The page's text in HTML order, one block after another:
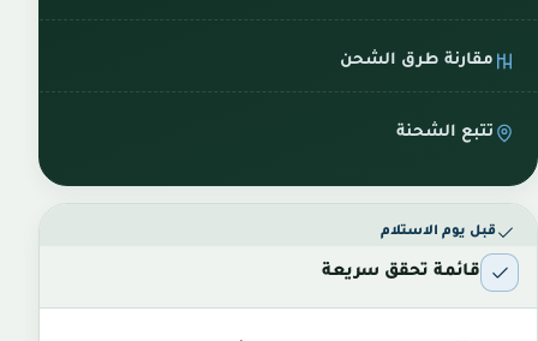
مقارنة طرق الشحن
تتبع الشحنة
قبل يوم الاستلام
قائمة تحقق سريعة